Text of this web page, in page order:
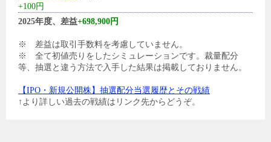
+100円
2025年度、差益+698,900円
※ 差益は取引手数料を考慮していません。
※ 全て初値売りをしたシミュレーションです。裁量配分
等、抽選と違う方法で入手した結果は掲載しておりません。
【IPO・新規公開株】抽選配分当選履歴とその戦績
↑より詳しい過去の戦績はリンク先からどうぞ。